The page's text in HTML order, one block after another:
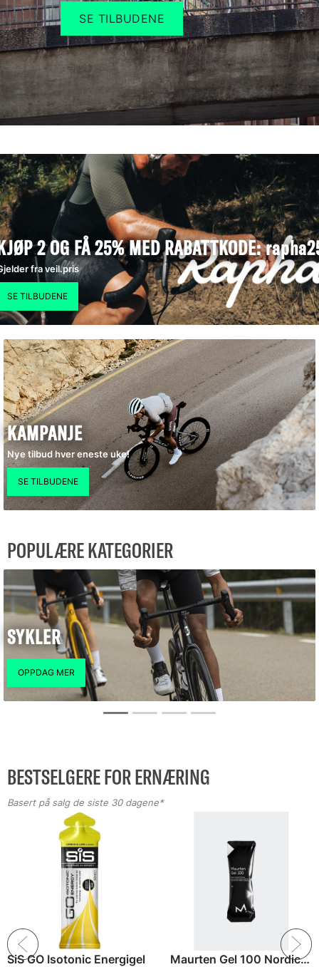
SE TILBUDENE
2 OG FÅ 25% MED RABATTKODE:
fra veil.pris
KAMPANJE
Nye tilbud hver eneste uke!
POPULÆRE KATEGORIER
SYKLER
BESTSELGERE FOR ERNÆRING
Basert på salg de siste 30 dagene*
SiS GO Isotonic Energigel Maurten Gel 100 Nordic Energigel